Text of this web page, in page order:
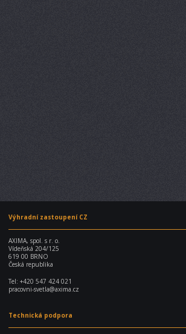
Výhradní zastoupení CZ
AXIMA, spol. s r. o.
Vídeňská 204/125
619 00 BRNO
Česká republika
Tel: +420 547 424 021
pracovni-svetla@axima.cz
Technická podpora